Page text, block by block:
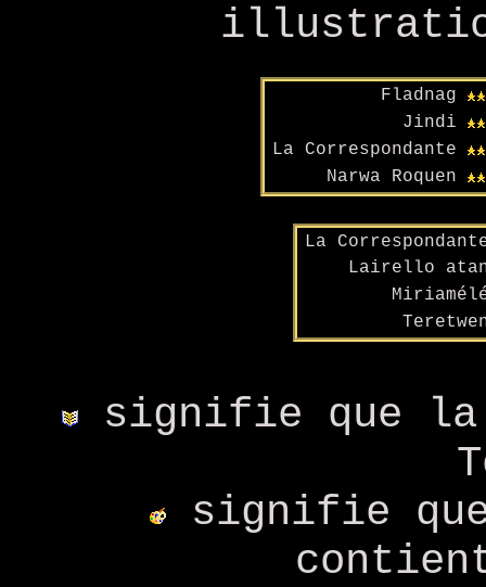
Fladnag
Jindi
La Correspondante
Narwa Roquen
La
Lairello
signifie que
signifie